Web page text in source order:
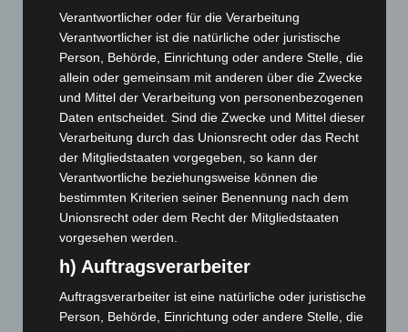
Juni 2026(139)
Mai 2026(99)
April 2026 (99)
März 2026(115)
Februar 2026(109)
Januar 2026(122)
Dezember 2025
(103)
November 2025(114)
Oktober 2025(112)
September 2025(93)
August 2025(90)
Juli 2025(90)
Verantwortlicher oder für die Verarbeitung
Verantwortlicher ist die natürliche oder juristische
Person, Behörde, Einrichtung oder andere Stelle, die
allein oder gemeinsam mit anderen über die Zwecke
und Mittel der Verarbeitung von personenbezogenen
Daten entscheidet. Sind die Zwecke und Mittel dieser
Verarbeitung durch das Unionsrecht oder das Recht
der Mitgliedstaaten vorgegeben, so kann der
Verantwortliche beziehungsweise können die
bestimmten Kriterien seiner Benennung nach dem
Unionsrecht oder dem Recht der Mitgliedstaaten
vorgesehen werden.
h) Auftragsverarbeiter
Auftragsverarbeiter ist eine natürliche oder juristische
Person, Behörde, Einrichtung oder andere Stelle, die